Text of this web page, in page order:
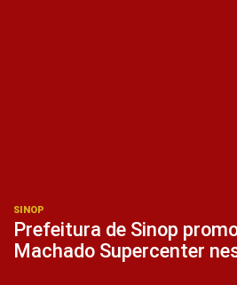
SINOP
Prefeitura de Sinop
Machado Supercenter